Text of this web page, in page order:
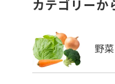
カテゴリーか